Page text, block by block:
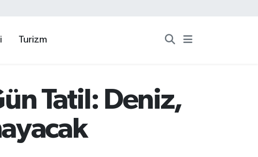
Turizm
Tatil: Deniz,